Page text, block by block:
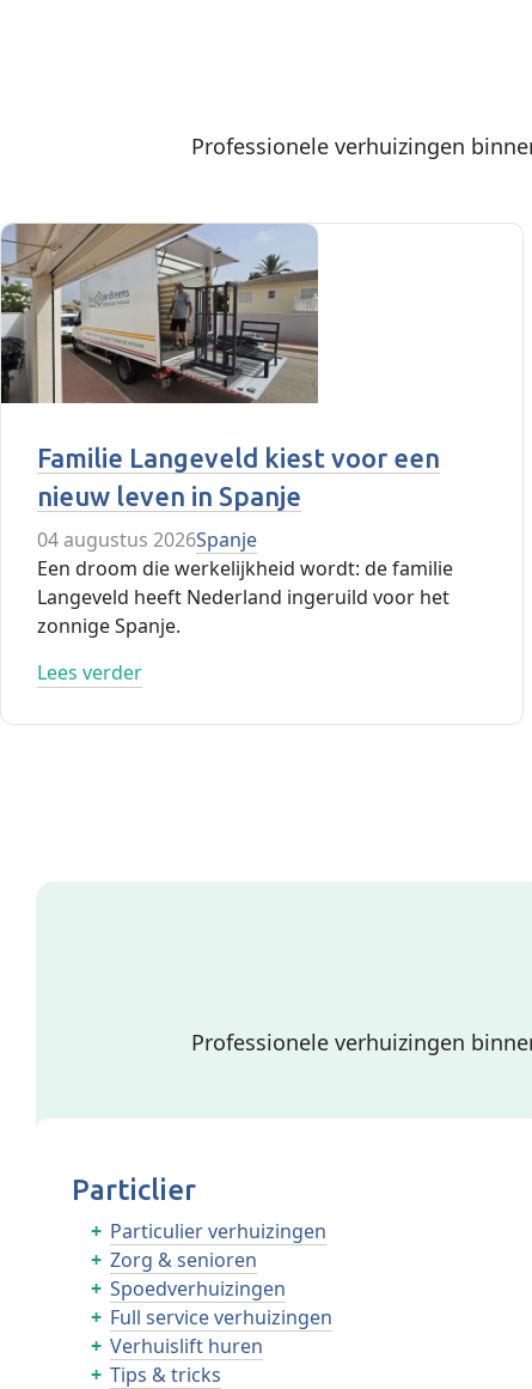
Professionele verhuizingen
Familie Langeveld kiest voor een
nieuw leven in Spanje
04 augustus 2026Spanje
Een droom die werkelijkheid wordt: de familie
Langeveld heeft Nederland ingeruild voor het
zonnige Spanje.
Lees verder
Professionele verhuizingen
Particlier
Particulier verhuizingen
Zorg & senioren
Spoedverhuizingen
Full service verhuizingen
Verhuislift huren
Tips & tricks